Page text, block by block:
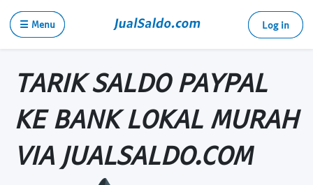
☰ Menu Log in
TARIK SALDO PAYPAL
KE BANK LOKAL MURAH
VIA JUALSALDO.COM